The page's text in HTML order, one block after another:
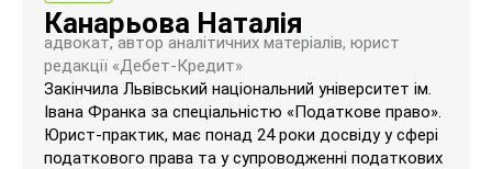
Канарьова Наталія
адвокат, автор аналітичних матеріалів, юрист
редакції «Дебет-Кредит»
Закінчила Львівський національний університет ім.
Івана Франка за спеціальністю «Податкове право».
Юрист-практик, має понад 24 роки досвіду у сфері
податкового права та у супроводженні податкових